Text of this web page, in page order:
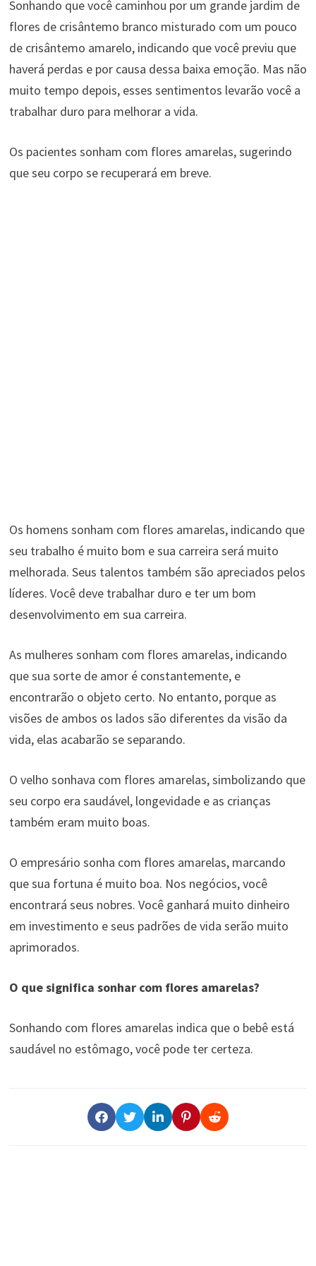
Sonhando que você caminhou por um grande jardim de
flores de crisântemo branco misturado com um pouco
de crisântemo amarelo, indicando que você previu que
haverá perdas e por causa dessa baixa emoção. Mas não
muito tempo depois, esses sentimentos levarão você a
trabalhar duro para melhorar a vida.
Os pacientes sonham com flores amarelas, sugerindo
que seu corpo se recuperará em breve.
Os homens sonham com flores amarelas, indicando que
seu trabalho é muito bom e sua carreira será muito
melhorada. Seus talentos também são apreciados pelos
líderes. Você deve trabalhar duro e ter um bom
desenvolvimento em sua carreira.
As mulheres sonham com flores amarelas, indicando
que sua sorte de amor é constantemente, e
encontrarão o objeto certo. No entanto, porque as
visões de ambos os lados são diferentes da visão da
vida, elas acabarão se separando.
O velho sonhava com flores amarelas, simbolizando que
seu corpo era saudável, longevidade e as crianças
também eram muito boas.
O empresário sonha com flores amarelas, marcando
que sua fortuna é muito boa. Nos negócios, você
encontrará seus nobres. Você ganhará muito dinheiro
em investimento e seus padrões de vida serão muito
aprimorados.
O que significa sonhar com flores amarelas?
Sonhando com flores amarelas indica que o bebê está
saudável no estômago, você pode ter certeza.